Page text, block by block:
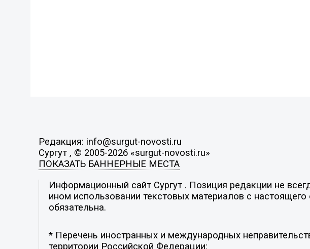
Редакция: info@surgut-novosti.ru
Сургут , © 2005-2026 «surgut-novosti.ru»
ПОКАЗАТЬ БАННЕРНЫЕ МЕСТА
Информационный сайт Сургут . Позиция редакции не
ином использовании текстовых материалов с
обязательна.
* Перечень иностранных и международных
территории Российской Федерации: